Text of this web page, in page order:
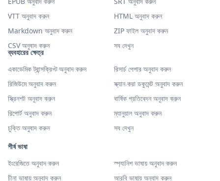
ব্যবহারের ক্ষেত্র
একাডেমিক ট্রান্সক্রিপ্ট অনুবাদ করুন
রিসার্চ পেপার অনুবাদ করুন
রিজিউমে অনুবাদ করুন
স্ক্যান করা ডকুমেন্ট অনুবাদ করুন
স্ক্রিনশট অনুবাদ করুন
বার্ষিক প্রতিবেদন অনুবাদ করুন
রিপোর্ট অনুবাদ করুন
ম্যানুয়াল অনুবাদ করুন
চুক্তি অনুবাদ করুন
সব দেখুন
শীর্ষ ভাষা
ইংরেজিতে অনুবাদ করুন
স্প্যানিশ ভাষায় অনুবাদ করুন
চীনা ভাষায় অনুবাদ করুন
আরবি ভাষায় অনুবাদ করুন
VTT অনুবাদ করুন
HTML অনুবাদ করুন
Markdown অনুবাদ করুন
ZIP ফাইল অনুবাদ করুন
CSV অনুবাদ করুন
সব দেখুন